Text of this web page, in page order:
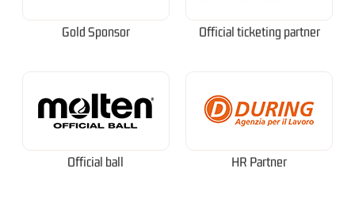
Gold Sponsor Official ticketing partner
Official ball HR Partner